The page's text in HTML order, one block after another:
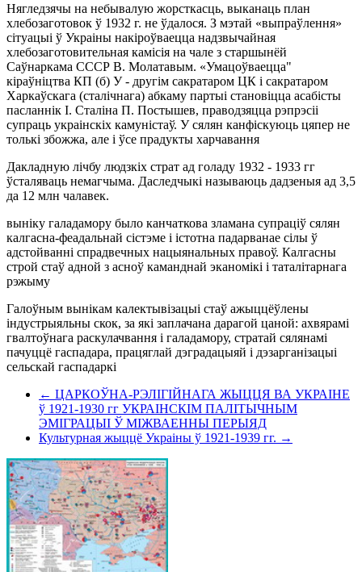
Нягледзячы на небывалую жорсткасць, выканаць план
хлебозаготовок ў 1932 г. не ўдалося. З мэтай «выпраўлення»
сітуацыі ў Украіны накіроўваецца надзвычайная
хлебозаготовительная камісія на чале з старшынёй
Саўнаркама СССР В. Молатавым. «Умацоўваецца"
кіраўніцтва КП (б) У - другім сакратаром ЦК і сакратаром
Харкаўскага (сталічнага) абкаму партыі становіцца асабісты
пасланнік І. Сталіна П. Постышев, праводзяцца рэпрэсіі
супраць украінскіх камуністаў. У сялян канфіскуюць цяпер не
толькі збожжа, але і ўсе прадукты харчавання
Дакладную лічбу людзкіх страт ад голаду 1932 - 1933 гг
ўсталяваць немагчыма. Даследчыкі называюць дадзеныя ад 3,5
да 12 млн чалавек.
выніку галадамору было канчаткова зламана супраціў сялян
калгасна-феадальнай сістэме і істотна падарванае сілы ў
адстойванні спрадвечных нацыянальных правоў. Калгасны
строй стаў адной з асноў каманднай эканомікі і таталітарнага
рэжыму
Галоўным вынікам калектывізацыі стаў ажыццёўлены
індустрыяльны скок, за які заплачана дарагой цаной: ахвярамі
гвалтоўнага раскулачвання і галадамору, стратай сялянамі
пачуццё гаспадара, працяглай дэградацыяй і дэзарганізацыі
сельскай гаспадаркі
← ЦАРКОЎНА-РЭЛІГІЙНАГА ЖЫЦЦЯ ВА УКРАІНЕ
ў 1921-1930 гг УКРАІНСКІМ ПАЛІТЫЧНЫМ
ЭМІГРАЦЫІ Ў МІЖВАЕННЫ ПЕРЫЯД
Культурная жыццё Украіны ў 1921-1939 гг. →